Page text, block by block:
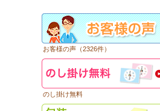
お客様の声（2326件）
のし掛け無料